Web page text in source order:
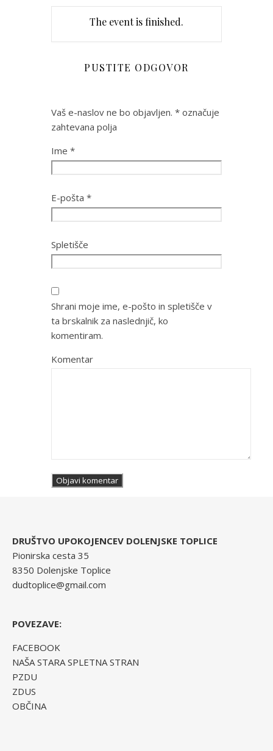
The event is finished.
PUSTITE ODGOVOR
Vaš e-naslov ne bo objavljen. * označuje
zahtevana polja
Ime *
E-pošta *
Spletišče
Shrani moje ime, e-pošto in spletišče v
ta brskalnik za naslednjič, ko
komentiram.
Komentar
DRUŠTVO UPOKOJENCEV DOLENJSKE TOPLICE
Pionirska cesta 35
8350 Dolenjske Toplice
dudtoplice@gmail.com
POVEZAVE:
FACEBOOK
NAŠA STARA SPLETNA STRAN
PZDU
ZDUS
OBČINA